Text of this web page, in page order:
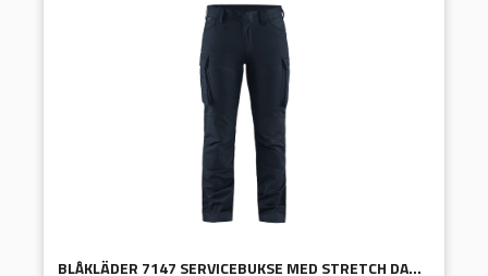
BLÅKLÄDER 7147 SERVICEBUKSE MED STRETCH DAME